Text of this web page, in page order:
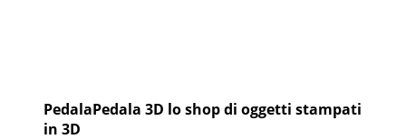
PedalaPedala 3D lo shop di oggetti stampati
in 3D